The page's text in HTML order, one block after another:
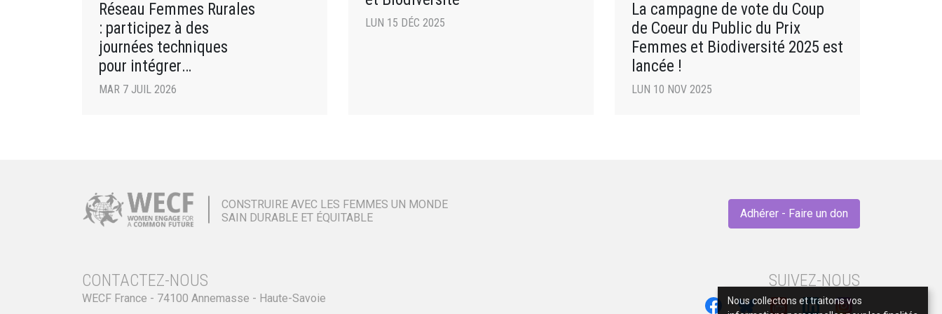
Réseau Femmes Rurales
: participez à des
journées techniques
pour intégrer
des pratiques agricoles
MAR 7 JUIL 2026
LUN 15 DÉC 2025
La campagne de vote du Coup
de Coeur du Public du Prix
Femmes et Biodiversité 2025 est
lancée !
LUN 10 NOV 2025
CONSTRUIRE AVEC LES FEMMES UN MONDE
SAIN DURABLE ET ÉQUITABLE
Adhérer - Faire un don
CONTACTEZ-NOUS
WECF France - 74100 Annemasse - Haute-Savoie
SUIVEZ-NOUS
Nous collectons et traitons vos